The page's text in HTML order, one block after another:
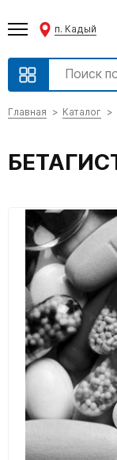
п. Кадый
Главная Каталог